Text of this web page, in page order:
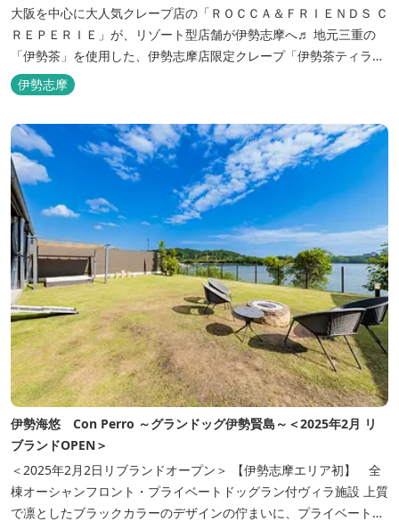
大阪を中心に大人気クレープ店の「ＲＯＣＣＡ＆ＦＲＩＥＮＤＳ Ｃ
ＲＥＰＥＲＩＥ」が、リゾート型店舗が伊勢志摩へ♬ 地元三重の
「伊勢茶」を使用した、伊勢志摩店限定クレープ「伊勢茶ティラミ
ス」をはじめ、まるで「パフェ」のような創作クレープを味わえま
す。 また季節に合わせて、期間限定クレープやドリンク種類も豊富
います。 店舗前のテラス...
伊勢志摩
伊勢海悠 Con Perro ～グランドッグ伊勢賢島～＜2025年2月 リ
ブランドOPEN＞
＜2025年2月2日リブランドオープン＞ 【伊勢志摩エリア初】 全
棟オーシャンフロント・プライベートドッグラン付ヴィラ施設 上質
で凛としたブラックカラーのデザインの佇まいに、プライベート感